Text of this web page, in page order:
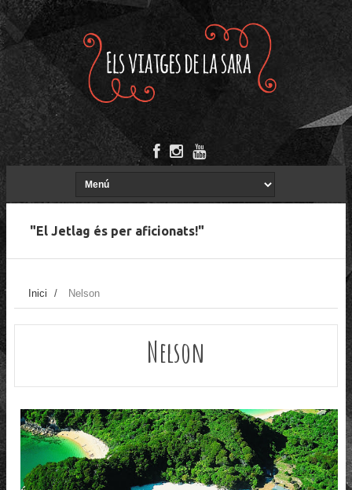
"El Jetlag és per aficionats!"
Inici / Nelson
Nelson